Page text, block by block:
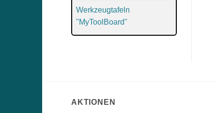
Werkzeugtafeln
"MyToolBoard"
AKTIONEN